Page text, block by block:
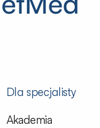
Dla specjalisty
Akademia